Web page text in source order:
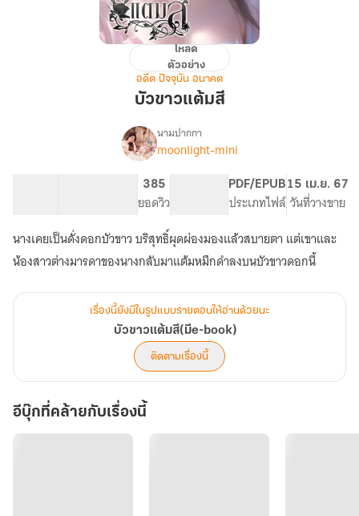
บัวขาว
โหลด
ตัวอย่าง
อดีต ปัจจุบัน อนาคต
บัวขาวแต้มสี
เรื่อง
นามปากกา
moonlight-mini
385
ยอดวิว
PDF/EPUB
ประเภทไฟล์
15 เม.ย. 67
วันที่วางขาย
นางเคยเป็นดั่งดอกบัวขาว บริสุทธิ์ผุดผ่องมองแล้วสบายตา แต่เขาและ
น้องสาวต่างมารดาของนางกลับมาแต้มหมึกดำลงบนบัวขาวดอกนี้
เรื่องนี้ยังมีในรูปแบบรายตอนให้อ่านด้วยนะ
บัวขาวแต้มสี(มีe-book)
ติดตามเรื่องนี้
อีบุ๊กที่คล้ายกับเรื่องนี้